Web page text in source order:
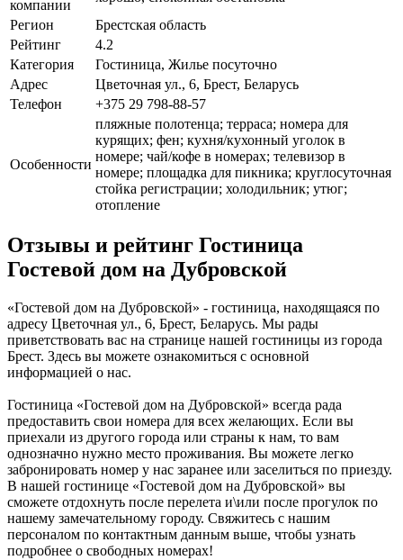
компании
Регион
Брестская область
Рейтинг
4.2
Категория
Гостиница, Жилье посуточно
Адрес
Цветочная ул., 6, Брест, Беларусь
Телефон
+375 29 798-88-57
Особенности
пляжные полотенца; терраса; номера для
курящих; фен; кухня/кухонный уголок в
номере; чай/кофе в номерах; телевизор в
номере; площадка для пикника; круглосуточная
стойка регистрации; холодильник; утюг;
отопление
Отзывы и рейтинг Гостиница
Гостевой дом на Дубровской
«Гостевой дом на Дубровской» - гостиница, находящаяся по
адресу Цветочная ул., 6, Брест, Беларусь. Мы рады
приветствовать вас на странице нашей гостиницы из города
Брест. Здесь вы можете ознакомиться с основной
информацией о нас.
Гостиница «Гостевой дом на Дубровской» всегда рада
предоставить свои номера для всех желающих. Если вы
приехали из другого города или страны к нам, то вам
однозначно нужно место проживания. Вы можете легко
забронировать номер у нас заранее или заселиться по приезду.
В нашей гостинице «Гостевой дом на Дубровской» вы
сможете отдохнуть после перелета и\или после прогулок по
нашему замечательному городу. Свяжитесь с нашим
персоналом по контактным данным выше, чтобы узнать
подробнее о свободных номерах!